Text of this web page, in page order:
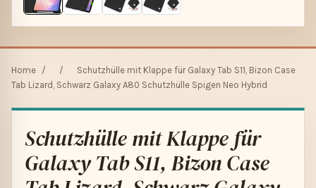
Home / /
Schutzhülle mit Klappe für Galaxy Tab S11, Bizon Case
Tab Lizard, Schwarz Galaxy A80 Schutzhülle Spigen Neo Hybrid
Schutzhülle mit Klappe für
Galaxy Tab S11, Bizon Case